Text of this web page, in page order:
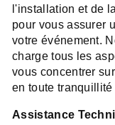
l'installation et de
pour vous assurer
votre événement.
charge tous les
vous concentrer
en toute tranquillité
Assistance